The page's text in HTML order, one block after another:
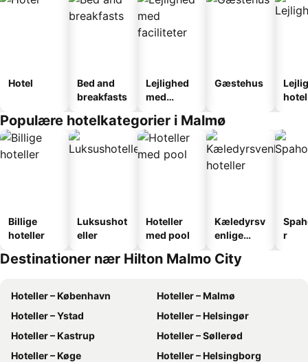
Hotel
Bed and
breakfasts
Lejlighed
med
Gæstehus
hotel
Populære hotelkategorier i Malmø
Billige
hoteller
Luksushot
eller
Hoteller
med pool
Kæledyrsv
enlige
r
Destinationer nær Hilton Malmo City
Hoteller – København
Hoteller – Malmø
Hoteller – Ystad
Hoteller – Helsingør
Hoteller – Kastrup
Hoteller – Søllerød
Hoteller – Køge
Hoteller – Helsingborg